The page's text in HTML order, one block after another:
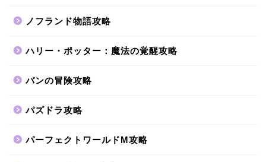
ノフランド物語攻略
ハリー・ポッター：魔法の覚醒攻略
バンの冒険攻略
パズドラ攻略
パーフェクトワールドM攻略